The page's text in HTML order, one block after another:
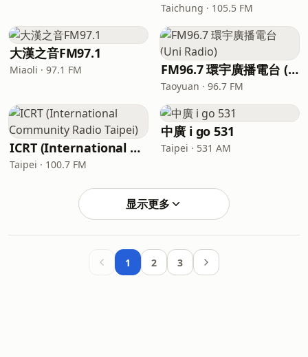
Taichung · 105.5 FM
大漢之音FM97.1
Miaoli · 97.1 FM FM96.7 環宇廣播電台 (Uni Radio)
Taoyuan · 96.7 FM
ICRT (International Community Radio Taipei)
Taipei · 100.7 FM
中廣 i go 531
Taipei · 531 AM
显示更多
1 2 3